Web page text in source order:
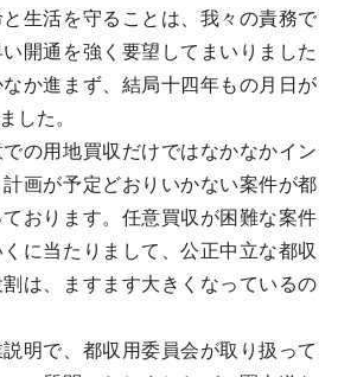
生活を守ることは、我々の責務で
開通を強く要望してまいりました
か進まず、結局十四年もの月日が
した。
の用地買収だけではなかなかイン
画が予定どおりいかない案件が都
おります。任意買収が困難な案件
に当たりまして、公正中立な都収
は、ますます大きくなっているの
明で、都収用委員会が取り扱って